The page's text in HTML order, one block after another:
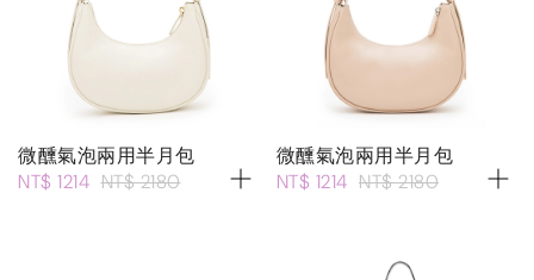
微醺氣泡兩用半月包
NT$ 1214 NT$ 2180
微醺氣泡兩用半月包
NT$ 1214 NT$ 2180